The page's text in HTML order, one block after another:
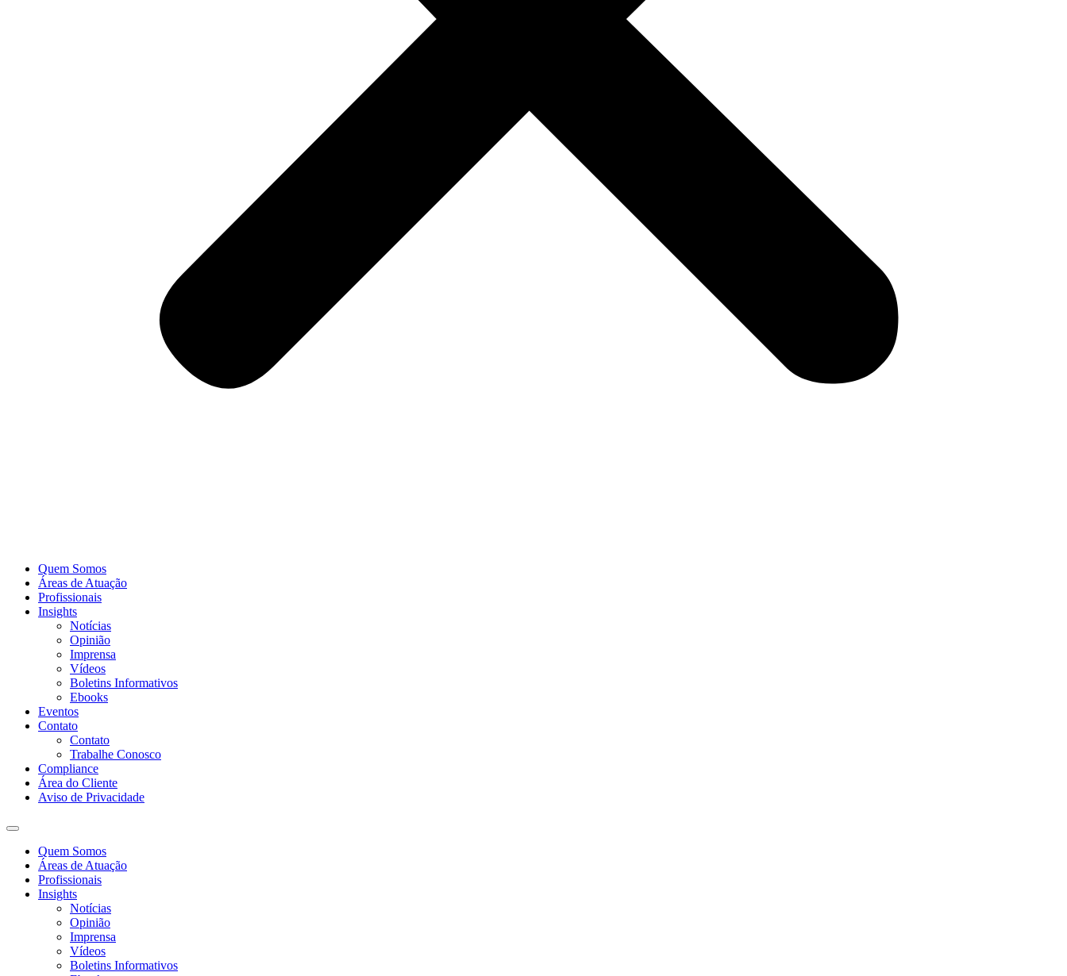
Quem Somos
Áreas de Atuação
Profissionais
Insights
Notícias
Opinião
Imprensa
Vídeos
Boletins Informativos
Ebooks
Eventos
Contato
Contato
Trabalhe Conosco
Compliance
Área do Cliente
Aviso de Privacidade
Quem Somos
Áreas de Atuação
Profissionais
Insights
Notícias
Opinião
Imprensa
Vídeos
Boletins Informativos